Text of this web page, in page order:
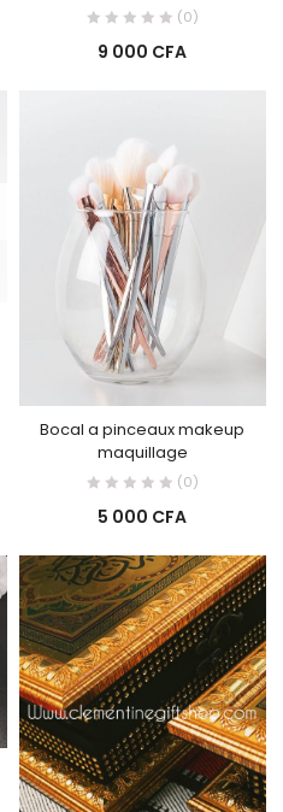
(0)
9 000 CFA
Bocal a pinceaux makeup
maquillage
(0)
5 000 CFA